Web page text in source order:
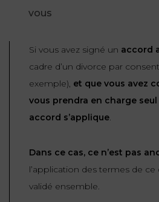
L’URBANISME
vous
Si vous avez signé un accord
cadre d’un divorce par
exemple), et que vous avez
vous prendra en charge
accord s’applique.
Dans ce cas, ce n’est pas
l’application des termes de ce
validé ensemble.